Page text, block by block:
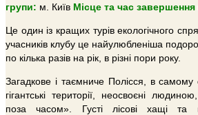
групи: м. Київ Місце та час
Це один із кращих турів екологічного
учасників клубу це найулюбленіша
по кілька разів на рік, в різні пори року.
Загадкове і таємниче Полісся, в самому
гігантські території, неосвоєні
поза часом». Густі лісові хащі та